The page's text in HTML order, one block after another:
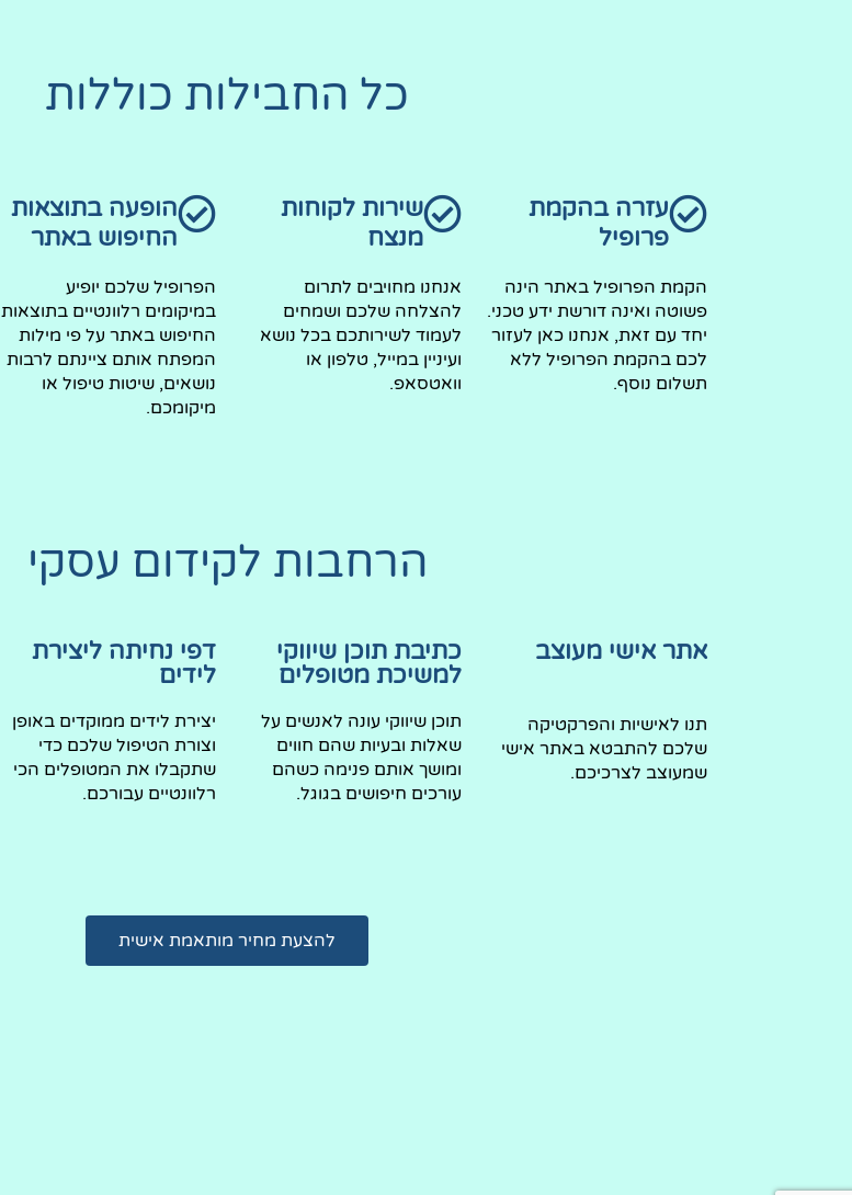
כל החבילות כוללות
עזרה בהקמת
פרופיל​
הקמת הפרופיל באתר הינה
פשוטה ואינה דורשת ידע טכני.
יחד עם זאת, אנחנו כאן לעזור
לכם בהקמת הפרופיל ללא
תשלום נוסף.
שירות לקוחות
מנצח​
אנחנו מחויבים לתרום
להצלחה שלכם ושמחים
לעמוד לשירותכם בכל נושא
ועיניין במייל, טלפון או
וואטסאפ.
הופעה בתוצאות
החיפוש באתר
הפרופיל שלכם יופיע
במיקומים רלוונטיים בתוצאות
החיפוש באתר על פי מילות
המפתח אותם ציינתם לרבות
נושאים, שיטות טיפול או
מיקומכם.
הרחבות לקידום עסקי
אתר אישי מעוצב
תנו לאישיות והפרקטיקה
שלכם להתבטא באתר אישי
שמעוצב לצרכיכם.
כתיבת תוכן שיווקי
למשיכת מטופלים
תוכן שיווקי עונה לאנשים על
שאלות ובעיות שהם חווים
ומושך אותם פנימה כשהם
עורכים חיפושים בגוגל.
דפי נחיתה ליצירת
לידים
יצירת לידים ממוקדים באופן
וצורת הטיפול שלכם כדי
שתקבלו את המטופלים הכי
רלוונטיים עבורכם.
להצעת מחיר מותאמת אישית